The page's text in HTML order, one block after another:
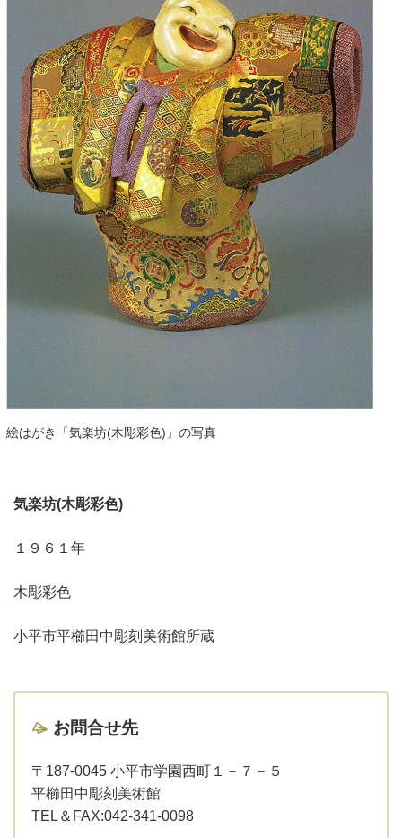
絵はがき「気楽坊(木彫彩色)」の写真
気楽坊(木彫彩色)
１９６１年
木彫彩色
小平市平櫛田中彫刻美術館所蔵
お問合せ先
〒187-0045 小平市学園西町１－７－５
平櫛田中彫刻美術館
TEL＆FAX:042-341-0098